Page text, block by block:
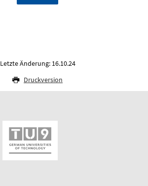
Letzte Änderung: 16.10.24
Druckversion